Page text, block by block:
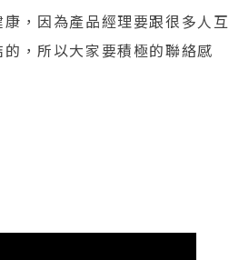
，因為產品經理要跟很多人互
，所以大家要積極的聯絡感